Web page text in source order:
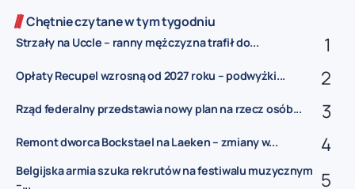
Chętnie czytane w tym tygodniu
Strzały na Uccle – ranny mężczyzna trafił do...
Opłaty Recupel wzrosną od 2027 roku – podwyżki...
Rząd federalny przedstawia nowy plan na rzecz osób...
Remont dworca Bockstael na Laeken – zmiany w...
Belgijska armia szuka rekrutów na festiwalu muzycznym
–...